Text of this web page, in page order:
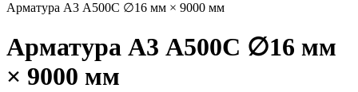
Арматура А3 А500С ∅16 мм × 9000 мм
Арматура А3 А500С ∅16 мм
× 9000 мм